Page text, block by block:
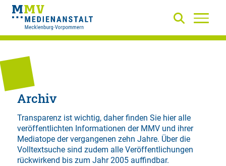
Archiv
Transparenz ist wichtig, daher finden Sie hier alle
veröffentlichten Informationen der MMV und ihrer
Mediatope der vergangenen zehn Jahre. Über die
Volltextsuchesind zudem alle Veröffentlichungen
rückwirkend bis zum Jahr 2005 auffindbar.